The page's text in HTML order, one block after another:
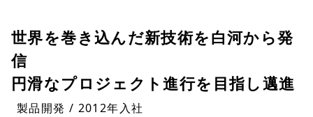
世界を巻き込んだ新技術を白河から発
信
円滑なプロジェクト進行を目指し邁進
製品開発 / 2012年入社